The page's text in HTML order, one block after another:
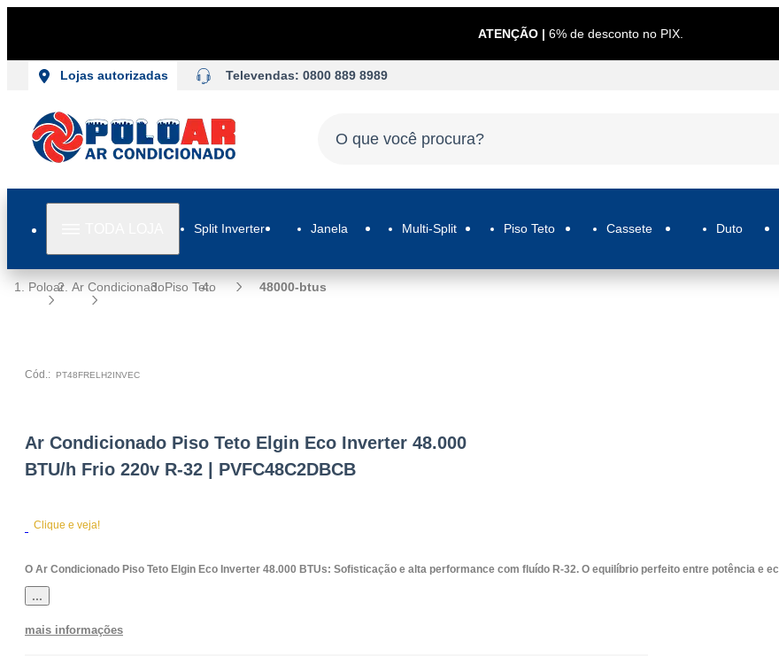
ATENÇÃO | 6% de desconto no PIX.
Lojas autorizadas Televendas: 0800 889 8989
Split Inverter Janela Multi-Split Piso Teto Cassete Duto
Poloar Ar CondicionadoPiso Teto 48000-btus
Cód.: PT48FRELH2INVEC
Ar Condicionado Piso Teto Elgin Eco Inverter 48.000
BTU/h Frio 220v R-32 | PVFC48C2DBCB
Clique e veja!
O Ar Condicionado Piso Teto Elgin Eco Inverter 48.000 BTUs: Sofisticação e alta performance com fluído R-32. O equilíbrio perfeito entre potência e ec
...
mais informações